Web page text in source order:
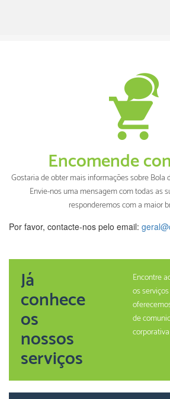
Encomende
Gostaria de obter mais informações sobre Bola
Envie-nos uma mensagem com todas as
responderemos com a maior
Por favor, contacte-nos pelo email:
Já
conhece
os
nossos
serviços
Encontre
os
de
corporativa